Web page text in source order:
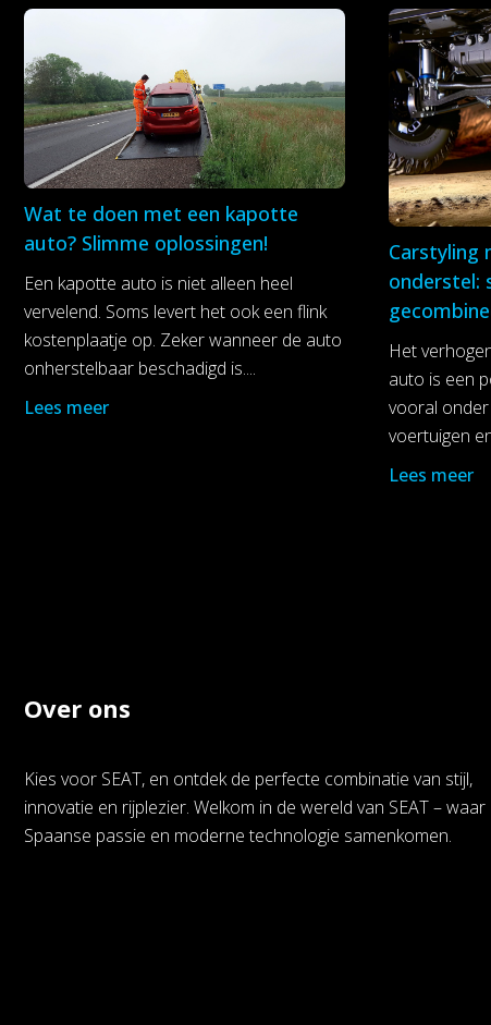
Wat te doen met een kapotte
auto? Slimme oplossingen!
Een kapotte auto is niet alleen heel
vervelend. Soms levert het ook een flink
kostenplaatje op. Zeker wanneer de auto
onherstelbaar beschadigd is....
Lees meer
Carstyling
onderstel:
Het
auto is een
vooral
voertuigen
Lees meer
Over ons
Kies voor SEAT, en ontdek de perfecte combinatie van stijl,
innovatie en rijplezier. Welkom in de wereld van SEAT – waar
Spaanse passie en moderne technologie samenkomen.